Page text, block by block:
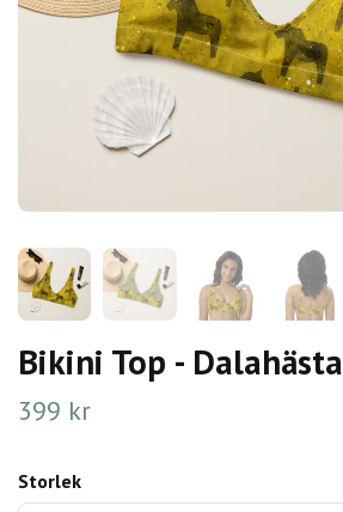
Bikini Top -
399 kr
Storlek